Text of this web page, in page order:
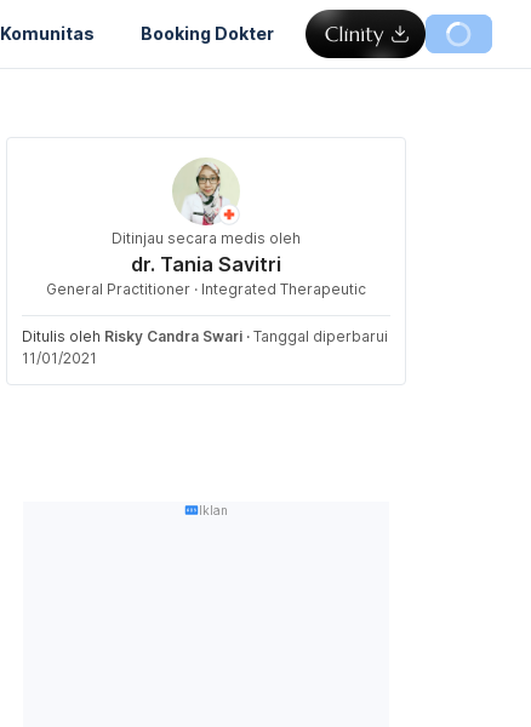
Komunitas Booking Dokter
Ditinjau secara medis oleh
dr. Tania Savitri
General Practitioner · Integrated Therapeutic
Ditulis oleh Risky Candra Swari · Tanggal diperbarui
11/01/2021
Iklan